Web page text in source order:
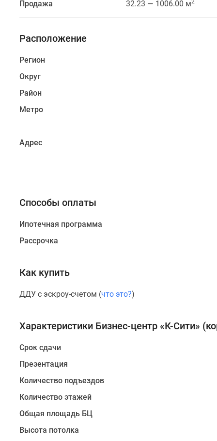
Басманном
районе
Москвы
4
квартале
года.
Это
недалеко
пешком
метро
«Бауманская»,
до
несколько
автомобиле
до
Садового
кольца
и
небоскребов
«Москва-
Кроме
Продажа 32.23 — 1006.00 м2
Расположение
Регион
Округ
Район
Метро
Адрес
Способы оплаты
Ипотечная программа
Рассрочка
Как купить
ДДУ с эскроу-счетом (что это?)
Характеристики Бизнес-центр «К-Сити»
Срок сдачи
Презентация
Количество подъездов
Количество этажей
Общая площадь БЦ
Высота потолка